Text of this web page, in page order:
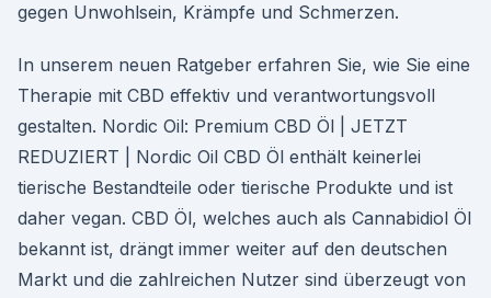
gegen Unwohlsein, Krämpfe und Schmerzen.
In unserem neuen Ratgeber erfahren Sie, wie Sie eine
Therapie mit CBD effektiv und verantwortungsvoll
gestalten. Nordic Oil: Premium CBD Öl | JETZT
REDUZIERT | Nordic Oil CBD Öl enthält keinerlei
tierische Bestandteile oder tierische Produkte und ist
daher vegan. CBD Öl, welches auch als Cannabidiol Öl
bekannt ist, drängt immer weiter auf den deutschen
Markt und die zahlreichen Nutzer sind überzeugt von